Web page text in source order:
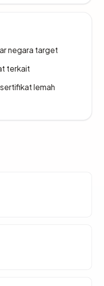
negara target
terkait
lemah